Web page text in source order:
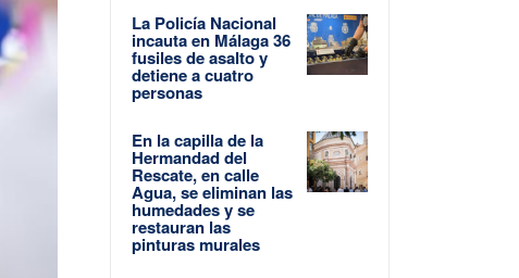
La Policía Nacional
incauta en Málaga 36
fusiles de asalto y
detiene a cuatro
personas
En la capilla de la
Hermandad del
Rescate, en calle
Agua, se eliminan las
humedades y se
restauran las
pinturas murales